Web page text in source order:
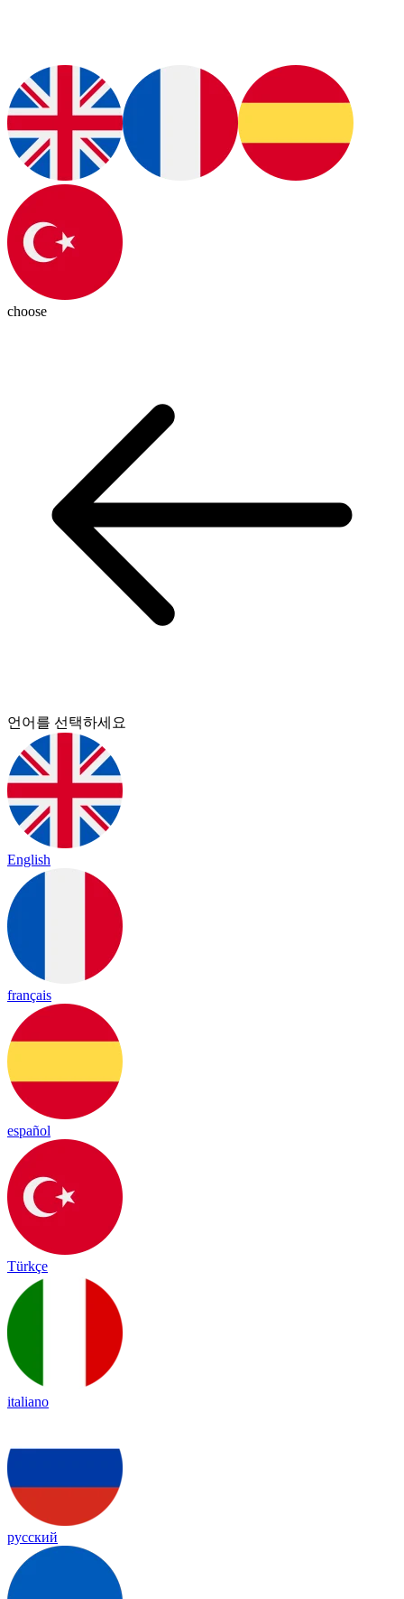
choose
언어를 선택하세요
English
français
español
Türkçe
italiano
русский